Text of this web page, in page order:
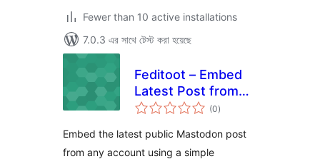
Fewer than 10 active installations
7.0.3 এর সাথে টেস্ট করা হয়েছে
Feditoot – Embed
Latest Post from
Mastodon
(0total
ratings
)
Embed the latest public Mastodon post
from any account using a simple